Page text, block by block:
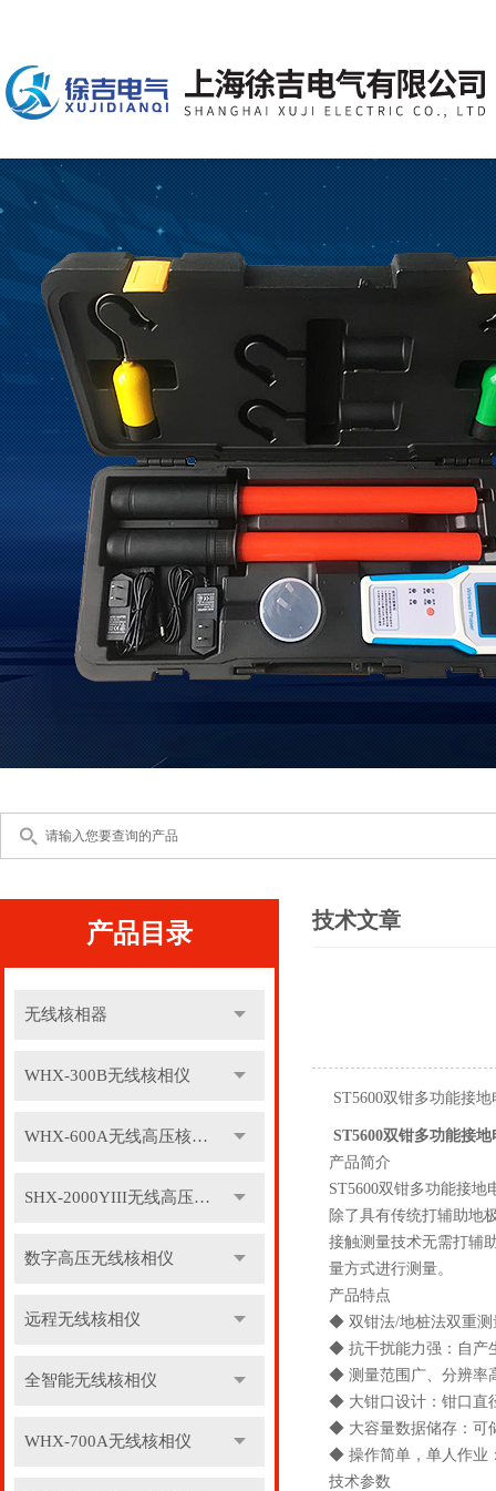
产品目录
无线核相器
WHX-300B无线核相仪
WHX-600A无线高压核相仪
SHX-2000YIII无线高压核相仪
数字高压无线核相仪
远程无线核相仪
全智能无线核相仪
WHX-700A无线核相仪
技术文章
ST5600双钳多功能接
ST5600双钳多功能接
产品简介
ST5600双钳多功能接
除了具有传统打辅助地
接触测量技术无需打辅
量方式进行测量。
产品特点
◆ 双钳法/地桩法双重测
◆ 抗干扰能力强：自产
◆ 测量范围广、分辨率
◆ 大钳口设计：钳口直
◆ 大容量数据储存：可
◆ 操作简单，单人作业
技术参数